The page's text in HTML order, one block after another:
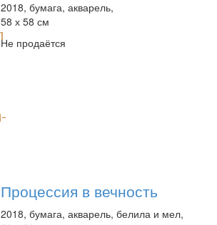
2018, бумага, акварель,
58 х 58 см
Не продаётся
Процессия в вечность
2018, бумага, акварель, белила и мел,